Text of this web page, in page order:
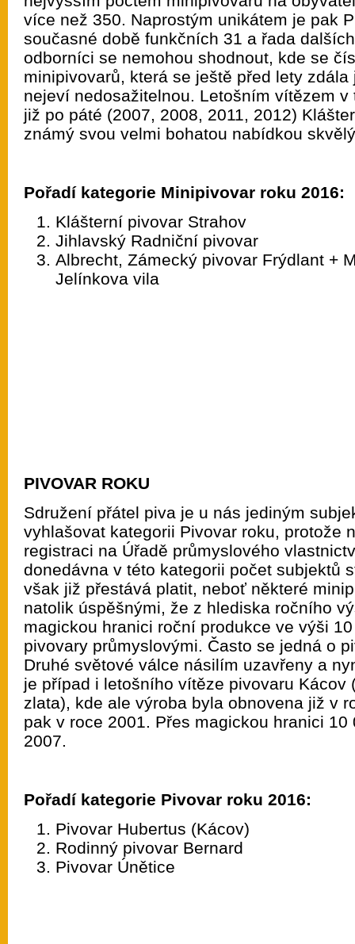
více než 350. Naprostým unikátem je pak
současné době funkčních 31 a řada
odborníci se nemohou shodnout, kde se
minipivovarů, která se ještě před lety
nejeví nedosažitelnou. Letošním vítězem
již po páté (2007, 2008, 2011, 2012)
známý svou velmi bohatou nabídkou
Pořadí kategorie Minipivovar roku 2016:
Klášterní pivovar Strahov
Jihlavský Radniční pivovar
Albrecht, Zámecký pivovar Frýdlant +
Jelínkova vila
PIVOVAR ROKU
Sdružení přátel piva je u nás jediným
vyhlašovat kategorii Pivovar roku, protože
registraci na Úřadě průmyslového
donedávna v této kategorii počet subjektů
však již přestává platit, neboť některé
natolik úspěšnými, že z hlediska ročního
magickou hranici roční produkce ve výši
pivovary průmyslovými. Často se jedná o
Druhé světové válce násilím uzavřeny a
je případ i letošního vítěze pivovaru Kácov
zlata), kde ale výroba byla obnovena již v
pak v roce 2001. Přes magickou hranici
2007.
Pořadí kategorie Pivovar roku 2016:
Pivovar Hubertus (Kácov)
Rodinný pivovar Bernard
Pivovar Únětice